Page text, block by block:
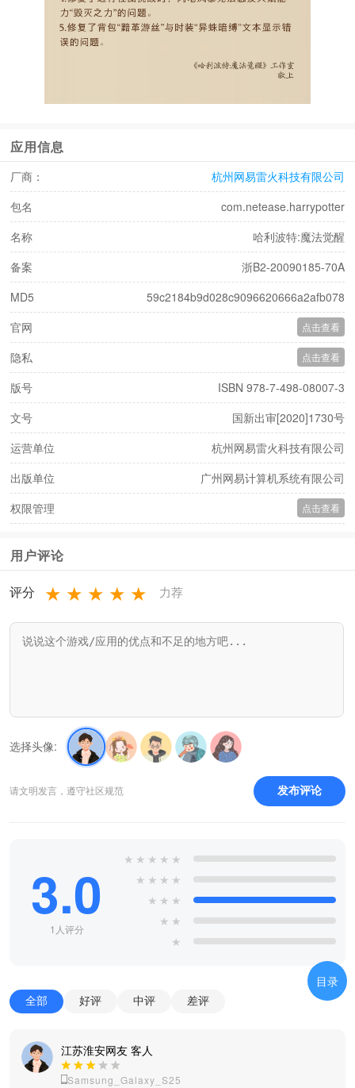
应用信息
厂商：
杭州网易雷火科技有限公司
包名
com.netease.harrypotter
名称
哈利波特:魔法觉醒
备案
浙B2-20090185-70A
MD5
59c2184b9d028c9096620666a2afb078
官网
点击查看
隐私 点击查看
版号
ISBN 978-7-498-08007-3
文号
国新出审[2020]1730号
运营单位
杭州网易雷火科技有限公司
出版单位
广州网易计算机系统有限公司
权限管理
点击查看
用户评论
评分 ★ ★ ★ ★ ★ 力荐
选择头像:
请文明发言，遵守社区规范 发布评论
3.0
1人评分
★ ★ ★ ★ ★
★ ★ ★ ★
★ ★ ★
★ ★
★
全部 好评 中评 差评
江苏淮安网友 客人
Samsung_Galaxy_S25
目录